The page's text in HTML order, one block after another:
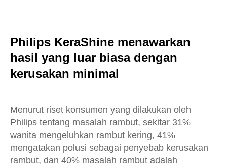
Philips KeraShine menawarkan
hasil yang luar biasa dengan
kerusakan minimal
Menurut riset konsumen yang dilakukan oleh
Philips tentang masalah rambut, sekitar 31%
wanita mengeluhkan rambut kering, 41%
mengatakan polusi sebagai penyebab kerusakan
rambut, dan 40% masalah rambut adalah